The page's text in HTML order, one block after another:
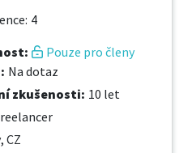
: 4
:
Pouze pro členy
: Na dotaz
zkušenosti: 10 let
CZ